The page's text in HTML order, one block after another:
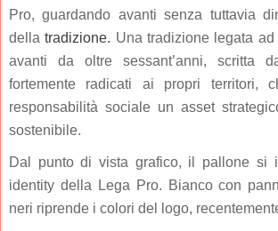
Pro, guardando avanti senza tuttavia
della tradizione. Una tradizione legata
avanti da oltre sessant’anni, scritta
fortemente radicati ai propri territori,
responsabilità sociale un asset
sostenibile.
Dal punto di vista grafico, il pallone si
identity della Lega Pro. Bianco con
neri riprende i colori del logo,